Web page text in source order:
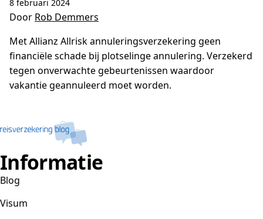
8 februari 2024
Door Rob Demmers
Met Allianz Allrisk annuleringsverzekering geen
financiële schade bij plotselinge annulering. Verzekerd
tegen onverwachte gebeurtenissen waardoor
vakantie geannuleerd moet worden.
Informatie
Blog
Visum